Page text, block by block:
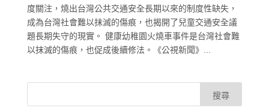
度關注，燒出台灣公共交通安全長期以來的制度性缺失，
成為台灣社會難以抹滅的傷痕，也揭開了兒童交通安全議
題長期失守的現實。 健康幼稚園火燒車事件是台灣社會難
以抹滅的傷痕，也促成後續修法。《公視新聞》...